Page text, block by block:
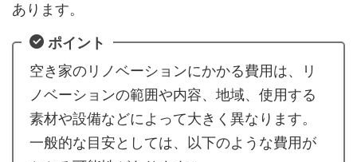
あります。
ポイント
空き家のリノベーションにかかる費用は、リ
ノベーションの範囲や内容、地域、使用する
素材や設備などによって大きく異なります。
一般的な目安としては、以下のような費用が